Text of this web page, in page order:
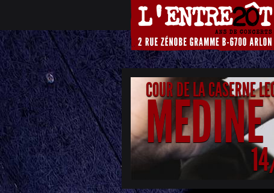
COUR DE LA CASERNE
MEDINE